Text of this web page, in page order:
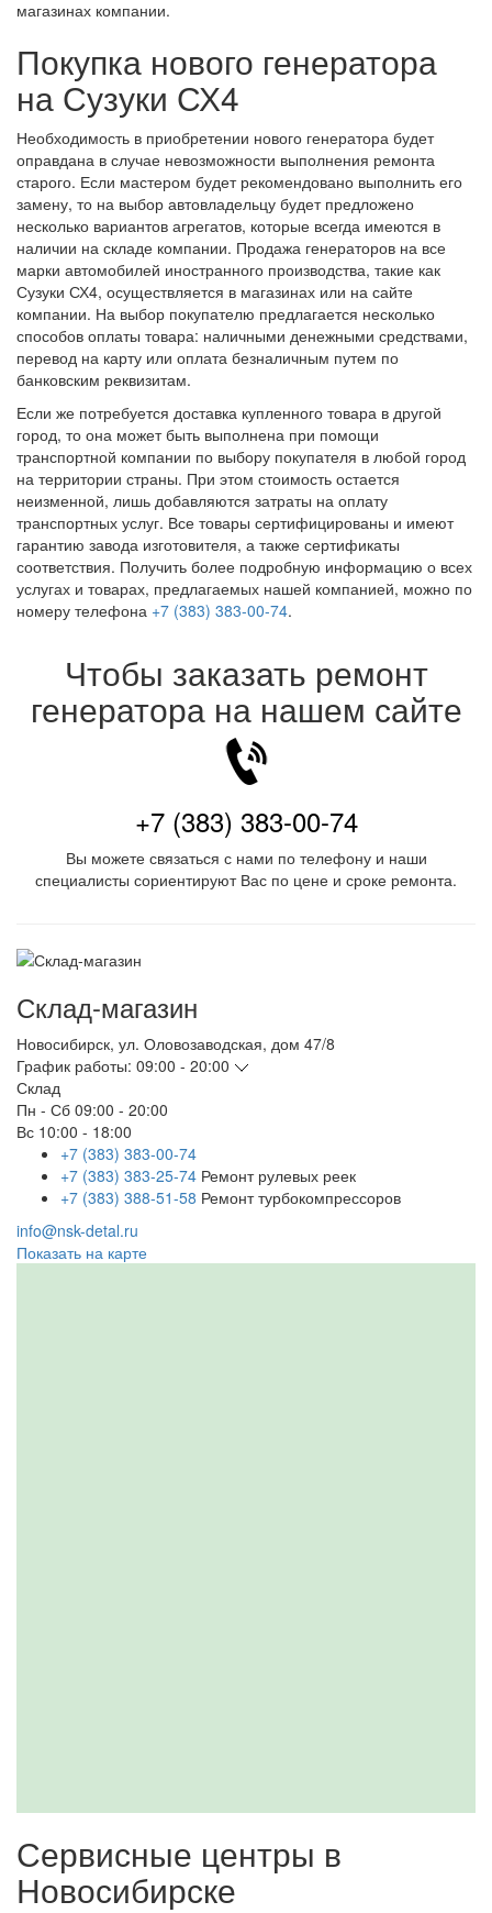
магазинах компании.
Покупка нового генератора
на Сузуки СХ4
Необходимость в приобретении нового генератора будет
оправдана в случае невозможности выполнения ремонта
старого. Если мастером будет рекомендовано выполнить его
замену, то на выбор автовладельцу будет предложено
несколько вариантов агрегатов, которые всегда имеются в
наличии на складе компании. Продажа генераторов на все
марки автомобилей иностранного производства, такие как
Сузуки СХ4, осуществляется в магазинах или на сайте
компании. На выбор покупателю предлагается несколько
способов оплаты товара: наличными денежными средствами,
перевод на карту или оплата безналичным путем по
банковским реквизитам.
Если же потребуется доставка купленного товара в другой
город, то она может быть выполнена при помощи
транспортной компании по выбору покупателя в любой город
на территории страны. При этом стоимость остается
неизменной, лишь добавляются затраты на оплату
транспортных услуг. Все товары сертифицированы и имеют
гарантию завода изготовителя, а также сертификаты
соответствия. Получить более подробную информацию о всех
услугах и товарах, предлагаемых нашей компанией, можно по
номеру телефона +7 (383) 383-00-74.
Чтобы заказать ремонт
генератора на нашем сайте
+7 (383) 383-00-74
Вы можете связаться с нами по телефону и наши
специалисты сориентируют Вас по цене и сроке ремонта.
Склад-магазин
Новосибирск, ул. Оловозаводская, дом 47/8
График работы: 09:00 - 20:00
Склад
Пн - Сб 09:00 - 20:00
Вс 10:00 - 18:00
+7 (383) 383-00-74
+7 (383) 383-25-74 Ремонт рулевых реек
+7 (383) 388-51-58 Ремонт турбокомпрессоров
info@nsk-detal.ru
Показать на карте
Сервисные центры в
Новосибирске